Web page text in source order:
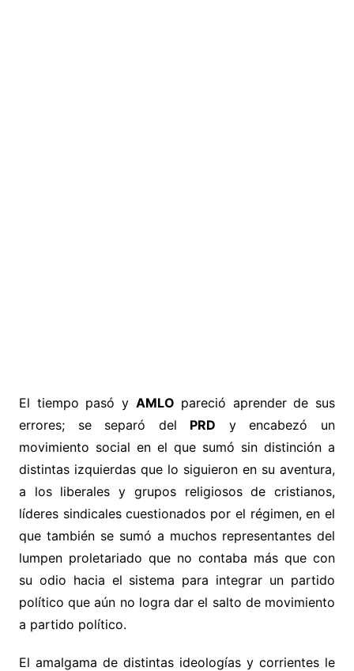
El tiempo pasó y AMLO pareció aprender de sus
errores; se separó del PRD y encabezó un
movimiento social en el que sumó sin distinción a
distintas izquierdas que lo siguieron en su aventura,
a los liberales y grupos religiosos de cristianos,
líderes sindicales cuestionados por el régimen, en el
que también se sumó a muchos representantes del
lumpen proletariado que no contaba más que con
su odio hacia el sistema para integrar un partido
político que aún no logra dar el salto de movimiento
a partido político.
El amalgama de distintas ideologías y corrientes le